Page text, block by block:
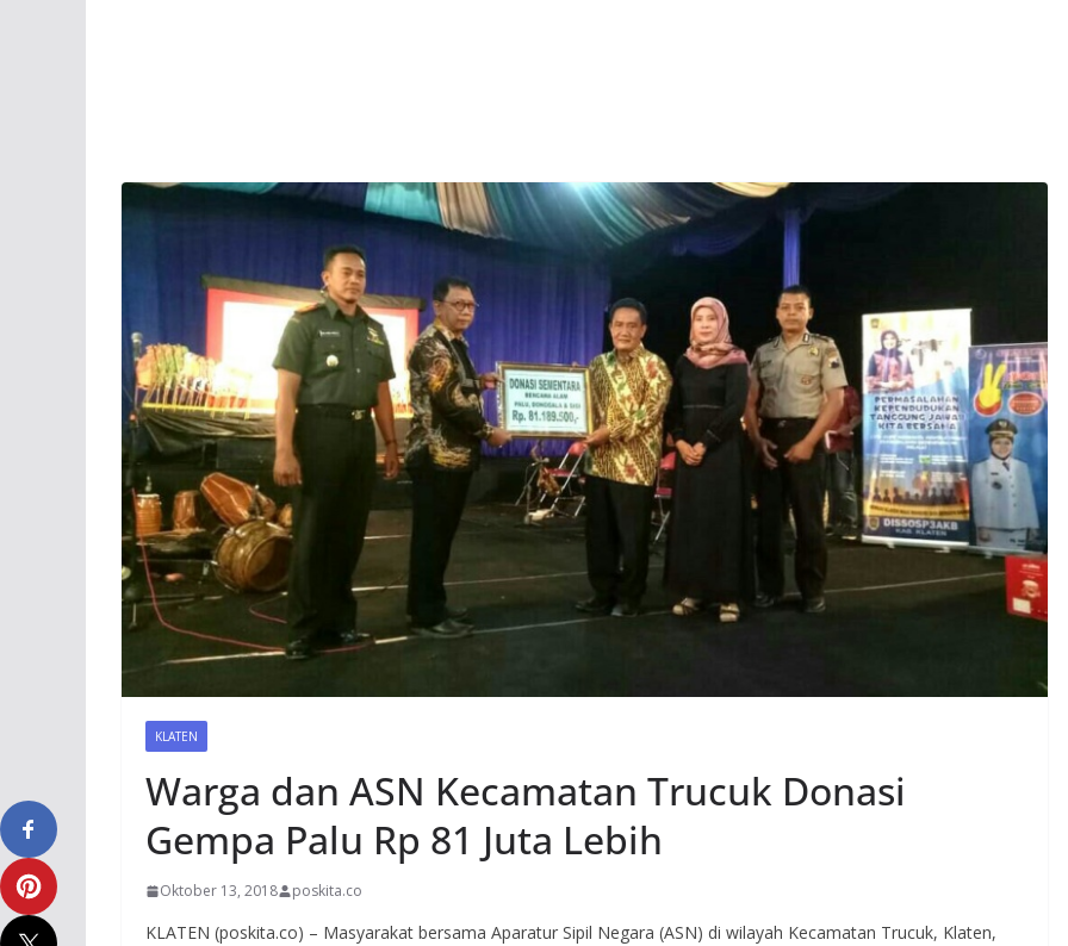
KLATEN
Warga dan ASN Kecamatan Trucuk Donasi
Gempa Palu Rp 81 Juta Lebih
Oktober 13, 2018 poskita.co
KLATEN (poskita.co) – Masyarakat bersama Aparatur Sipil Negara (ASN) di wilayah Kecamatan Trucuk, Klaten,